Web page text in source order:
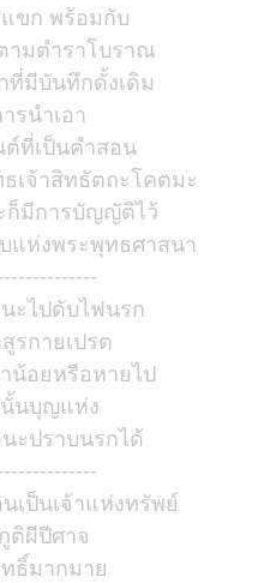
ขก พร้อมกับ
ามตำราโบราณ
ที่มีบันทึกดั้งเดิม
รนำเอา
ต์ที่เป็นคำสอน
เจ้าสิทธัตถะโคตมะ
มีการบัญญัติไว้
แห่งพระพุทธศาสนา
ะไปดับไฟนรก
รกายเปรต
น้อยหรือหายไป
นั้นบุญแห่ง
ะปราบนรกได้
เป็นเจ้าแห่งทรัพย์
ติผีปีศาจ
ธิ์มากมาย